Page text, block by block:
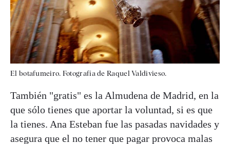
El botafumeiro. Fotografía de Raquel Valdivieso.
También "gratis" es la Almudena de Madrid, en la
que sólo tienes que aportar la voluntad, si es que
la tienes. Ana Esteban fue las pasadas navidades y
asegura que el no tener que pagar provoca malas